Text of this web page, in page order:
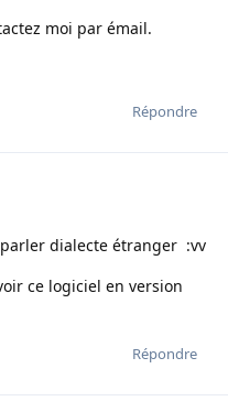
moi par émail.
Répondre
dialecte étranger :vv
ce logiciel en version
Répondre